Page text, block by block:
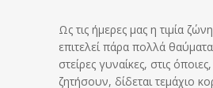
Ως τις ήμερες μας η τιμία
επιτελεί πάρα πολλά θαύματα,
στείρες γυναίκες, στις
ζητήσουν, δίδεται τεμάχιο